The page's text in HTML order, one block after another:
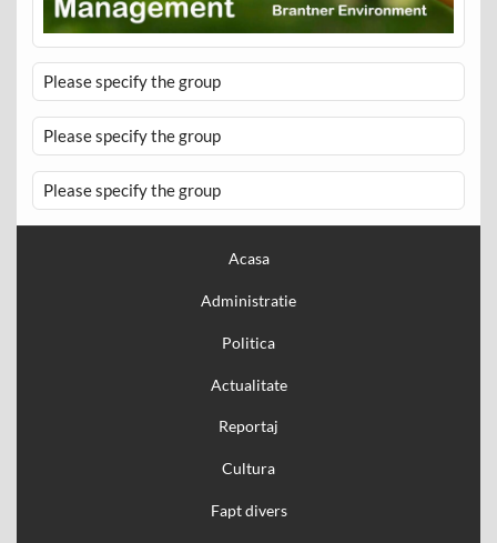
Please specify the group
Please specify the group
Please specify the group
Acasa
Administratie
Politica
Actualitate
Reportaj
Cultura
Fapt divers